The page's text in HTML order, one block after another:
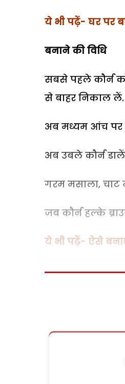
ये भी पढ़ें- घर पर
बनाने की वि​धि
सबसे पहले कौर्न
से बाहर निकाल लें.
अब मध्यम आंच
अब उबले कौर्न
गरम मसाला, चाट
जब कौर्न हल्के
ये भी पढ़ें- ऐसे